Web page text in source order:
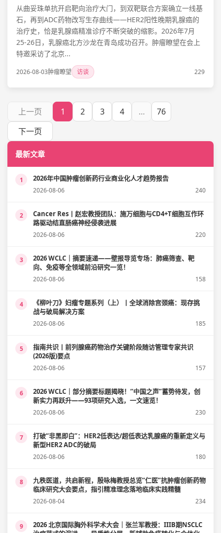
从曲妥珠单抗开启靶向治疗大门，到双靶联合方案确立一线基
石，再到ADC药物改写生存曲线——HER2阳性晚期乳腺癌的
治疗史，恰是乳腺癌精准诊疗不断突破的缩影。2026年7月
25-26日，乳腺癌北方沙龙在青岛成功召开。肿瘤瞭望在会上
特邀采访了北京...
2026-08-03肿瘤瞭望 访谈 229
上一页 1 2 3 4 …
76
下一页
最新文章
1 2026年中国肿瘤创新药行业商业化人才趋势报告
2026-08-06 240
2
Cancer Res丨赵宏教授团队：施万细胞与CD4+T细胞互作环
路驱动结直肠癌神经侵袭进展
2026-08-06 220
3
2026 WCLC｜摘要速递——壁报导览专场：肺癌筛查、靶
向、免疫等全领域前沿研究一览！
2026-08-06 158
4
《柳叶刀》妇瘤专题系列（上）丨全球消除宫颈癌：现存挑
战与破局解决方案
2026-08-06 185
5
指南共识丨前列腺癌药物治疗关键阶段随访管理专家共识
(2026版)要点
2026-08-06 157
6
2026 WCLC｜部分摘要标题揭晓！“中国之声”蓄势待发，创
新实力再跃升——93项研究入选，一文速览！
2026-08-06 230
7
打破“非黑即白”：HER2低表达/超低表达乳腺癌的重新定义与
新型HER2 ADC的破局
2026-08-06 180
8
九秩医道，共启新程，殷咏梅教授总览“仁医”抗肿瘤创新药物
临床研究大会要点，指引精准理念落地临床实践精髓
2026-08-04 234
9
2026 北京国际胸外科学术大会｜张兰军教授：IIIB期NSCLC